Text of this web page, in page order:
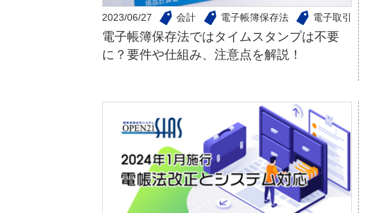
2023/06/27 会計 電子帳簿保存法 電子取引
電子帳簿保存法ではタイムスタンプは不要
に？要件や仕組み、注意点を解説！